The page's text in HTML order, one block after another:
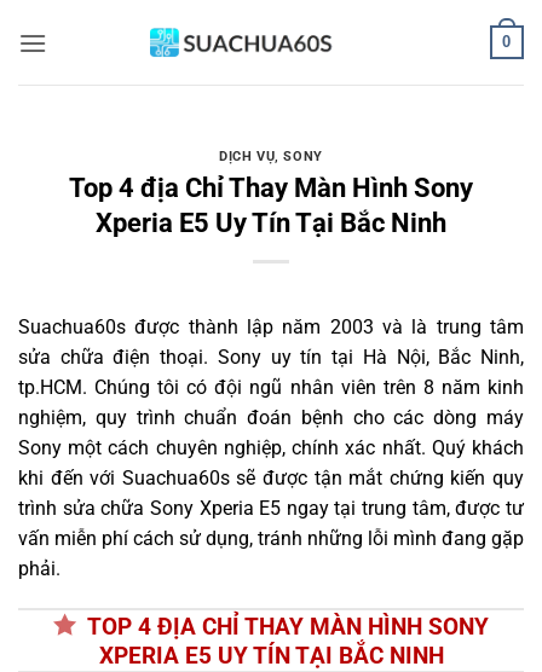
qua
0
DỊCH VỤ,SONY
Top 4 địa Chỉ Thay Màn Hình Sony
Xperia E5 Uy Tín Tại Bắc Ninh
Suachua60s được thành lập năm 2003 và là trung tâm
sửa chữa điện thoại. Sony uy tín tại Hà Nội, Bắc Ninh,
tp.HCM. Chúng tôi có đội ngũ nhân viên trên 8 năm kinh
nghiệm, quy trình chuẩn đoán bệnh cho các dòng máy
Sony một cách chuyên nghiệp, chính xác nhất. Quý khách
khi đến với Suachua60s sẽ được tận mắt chứng kiến quy
trình sửa chữa Sony Xperia E5 ngay tại trung tâm, được tư
vấn miễn phí cách sử dụng, tránh những lỗi mình đang gặp
phải.
TOP 4 ĐỊA CHỈ THAY MÀN HÌNH SONY
XPERIA E5 UY TÍN TẠI BẮC NINH